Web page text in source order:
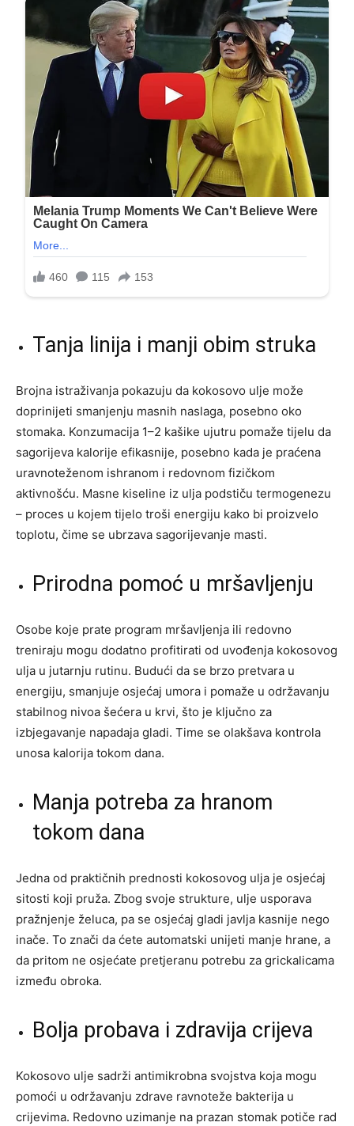
Tanja linija i manji obim struka
Brojna istraživanja pokazuju da kokosovo ulje može
doprinijeti smanjenju masnih naslaga, posebno oko
stomaka. Konzumacija 1–2 kašike ujutru pomaže tijelu da
sagorijeva kalorije efikasnije, posebno kada je praćena
uravnoteženom ishranom i redovnom fizičkom
aktivnošću. Masne kiseline iz ulja podstiču termogenezu
– proces u kojem tijelo troši energiju kako bi proizvelo
toplotu, čime se ubrzava sagorijevanje masti.
Prirodna pomoć u mršavljenju
Osobe koje prate program mršavljenja ili redovno
treniraju mogu dodatno profitirati od uvođenja kokosovog
ulja u jutarnju rutinu. Budući da se brzo pretvara u
energiju, smanjuje osjećaj umora i pomaže u održavanju
stabilnog nivoa šećera u krvi, što je ključno za
izbjegavanje napadaja gladi. Time se olakšava kontrola
unosa kalorija tokom dana.
Manja potreba za hranom
tokom dana
Jedna od praktičnih prednosti kokosovog ulja je osjećaj
sitosti koji pruža. Zbog svoje strukture, ulje usporava
pražnjenje želuca, pa se osjećaj gladi javlja kasnije nego
inače. To znači da ćete automatski unijeti manje hrane, a
da pritom ne osjećate pretjeranu potrebu za grickalicama
između obroka.
Bolja probava i zdravija crijeva
Kokosovo ulje sadrži antimikrobna svojstva koja mogu
pomoći u održavanju zdrave ravnoteže bakterija u
crijevima. Redovno uzimanje na prazan stomak potiče rad